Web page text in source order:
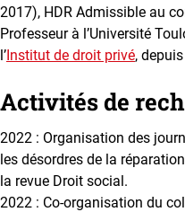
2017), HDR Admissible au
Professeur à l’Université
l’Institut de droit privé,
Activités de
2022 : Organisation des
les désordres de la
la revue Droit social.
2022 : Co-organisation du